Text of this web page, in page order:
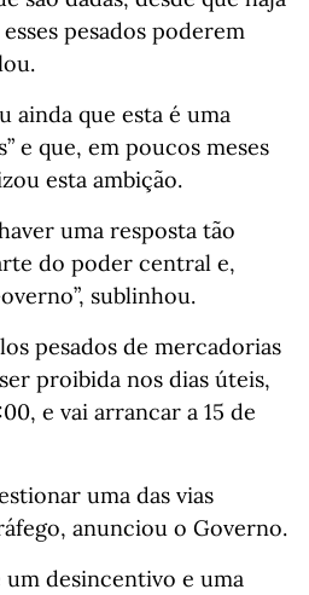
pesados poderem
ainda que esta é uma
e que, em poucos meses
esta ambição.
uma resposta tão
do poder central e,
sublinhou.
pesados de mercadorias
proibida nos dias úteis,
e vai arrancar a 15 de
uma das vias
anunciou o Governo.
um desincentivo e uma